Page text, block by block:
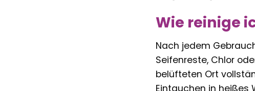
Wie reinige
Nach jedem
Seifenreste, Chlor
belüfteten Ort
Eintauchen in heißes